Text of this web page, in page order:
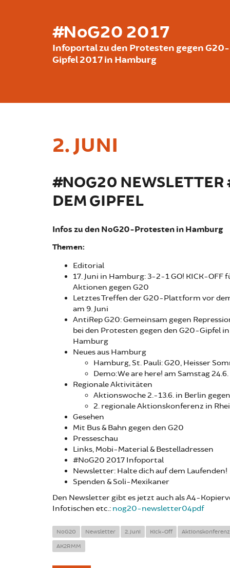
#NoG20 2017
Infoportal zu den Protesten gegen G20-
Gipfel 2017 in Hamburg
2. JUNI
#NOG20 NEWSLETTER
DEM GIPFEL
Infos zu den NoG20-Protesten in Hamburg
Themen:
Editorial
17. Juni in Hamburg: 3-2-1 GO! KICK-OFF
Aktionen gegen G20
Letztes Treffen der G20-Plattform vor
am 9. Juni
AntiRep G20: Gemeinsam gegen
bei den Protesten gegen den G20-Gipfel in
Hamburg
Neues aus Hamburg
Hamburg, St. Pauli: G20, Heisser
Demo: We are here! am Samstag
Regionale Aktivitäten
Aktionswoche 2.-13.6. in Berlin
2. regionale Aktionskonferenz in
Gesehen
Mit Bus & Bahn gegen den G20
Presseschau
Links, Mobi-Material & Bestelladressen
#NoG20 2017 Infoportal
Newsletter: Halte dich auf dem Laufenden!
Spenden & Soli-Mexikaner
Den Newsletter gibt es jetzt auch als A4-
Infotischen etc.: nog20-newsletter04pdf
NoG20 Newsletter 2. Juni Kick-Off Aktionskonferenz
AK2RMM